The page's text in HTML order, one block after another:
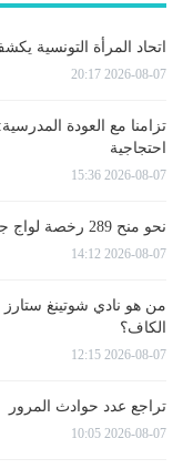
اتحاد المرأة التونسية
2026-08-07 20:17
تزامنا مع العودة
احتجاجية
2026-08-07 15:36
نحو منح 289 رخصة لواج جديدة بولاية صفاقس
2026-08-07 14:12
من هو نادي شوتينغ
الكاف؟
2026-08-07 12:15
تراجع عدد حوادث المرور
2026-08-07 10:05